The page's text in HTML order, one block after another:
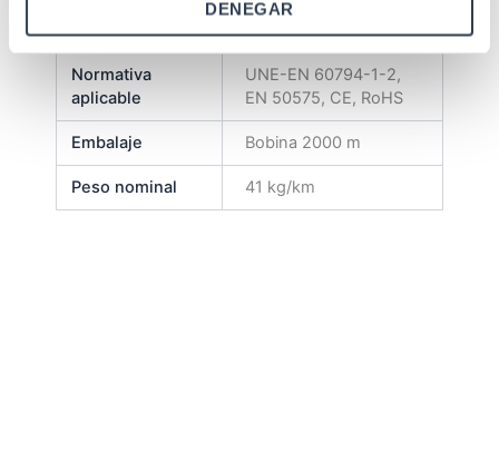
DENEGAR
funcionamiento
-20 grados C a +70
grados
Normativa
aplicable
UNE-EN 60794-1-2,
EN 50575, CE, RoHS
Embalaje Bobina 2000 m
Peso nominal 41 kg/km